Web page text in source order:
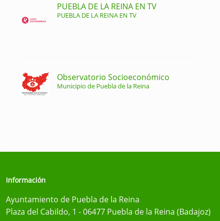
PUEBLA DE LA REINA EN TV
PUEBLA DE LA REINA EN TV
Observatorio Socioeconómico
Municipio de Puebla de la Reina
Información
Ayuntamiento de Puebla de la Reina
Plaza del Cabildo, 1 - 06477 Puebla de la Reina (Badajoz)